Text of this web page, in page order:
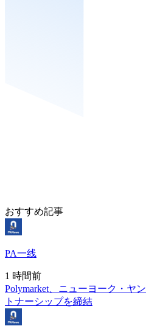
おすすめ記事
PA一线
1 時間前
Polymarket、ニューヨーク・ヤ
トナーシップを締結